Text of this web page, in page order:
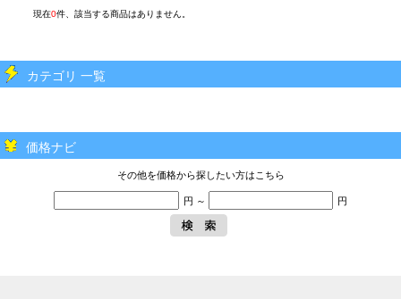
現在0件、該当する商品はありません。
カテゴリ 一覧
価格ナビ
その他を価格から探したい方はこちら
円 ～ 円